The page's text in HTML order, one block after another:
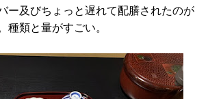
ー及びちょっと遅れて配膳されたのが
種類と量がすごい。